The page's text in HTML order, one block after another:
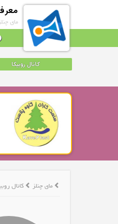
مای
کانال روبیکا
مای چنلز کانال